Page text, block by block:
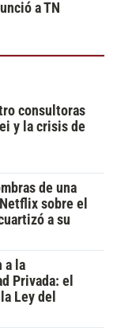
a TN
consultoras
y la crisis de
de una
sobre el
a su
a la
Privada: el
Ley del